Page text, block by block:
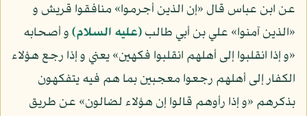
عن ابن عباس قال «إن الذين أجرموا» منافقوا قريش و
«الذين آمنوا» علي بن أبي طالب(عليه السلام)و أصحابه
«و إذا انقلبوا إلى أهلهم انقلبوا فكهين» يعني و إذا رجع هؤلاء
الكفار إلى أهلهم رجعوا معجبين بما هم فيه يتفكهون
بذكرهم «و إذا رأوهم قالوا إن هؤلاء لضالون» عن طريق